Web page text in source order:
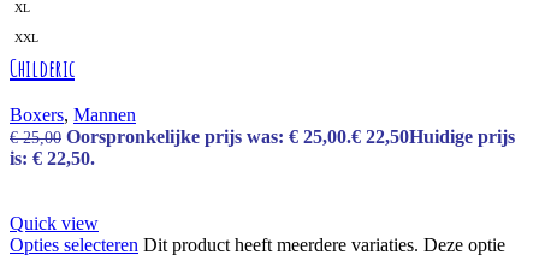
XL
XXL
Childeric
Boxers, Mannen
€25,00 Oorspronkelijke prijs was: € 25,00.€ 22,50Huidige prijs
is: € 22,50.
Quick view
Opties selecteren Dit product heeft meerdere variaties. Deze optie